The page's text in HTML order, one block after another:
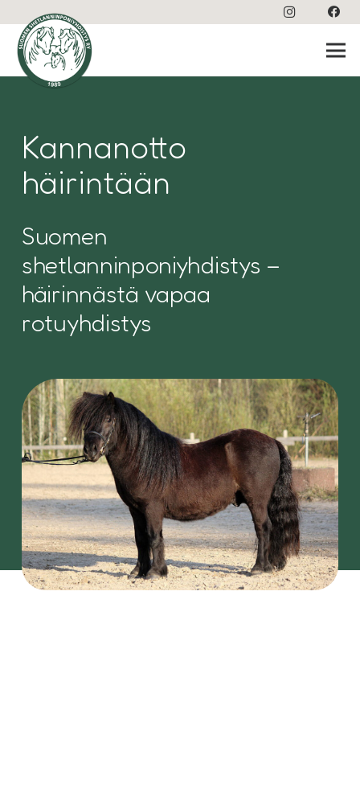
Kannanotto
häirintään
Suomen
shetlanninponiyhdistys –
häirinnästä vapaa
rotuyhdistys